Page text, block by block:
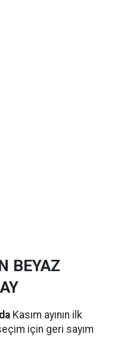
BEYAZ
Kasım ayının ilk
için geri sayım